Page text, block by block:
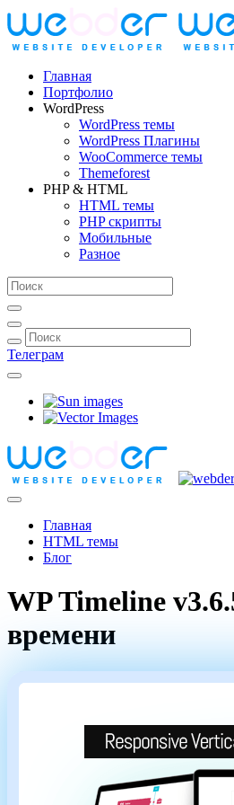
Главная
Портфолио
WordPress
WordPress темы
WordPress Плагины
WooCommerce темы
Themeforest
PHP & HTML
HTML темы
PHP скрипты
Мобильные
Разное
Телеграм
Главная
HTML темы
Блог
WP Timeline
времени